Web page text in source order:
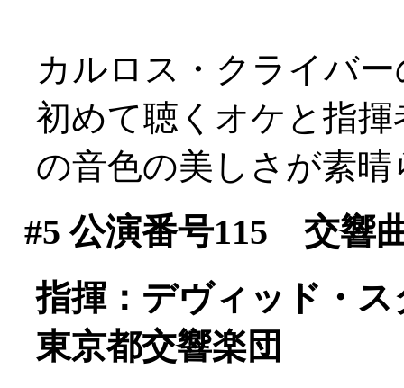
カルロス・クライバ
初めて聴くオケと指
の音色の美しさが素
#5 公演番号115 交響
指揮：デヴィッド・ス
東京都交響楽団